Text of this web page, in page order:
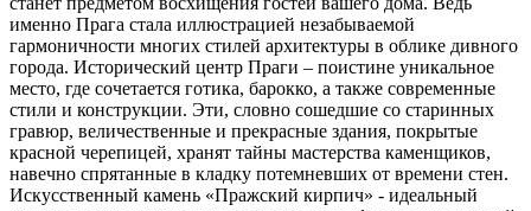
именно Прага стала иллюстрацией незабываемой
гармоничности многих стилей архитектуры в облике дивного
города. Исторический центр Праги – поистине уникальное
место, где сочетается готика, барокко, а также современные
стили и конструкции. Эти, словно сошедшие со старинных
гравюр, величественные и прекрасные здания, покрытые
красной черепицей, хранят тайны мастерства каменщиков,
навечно спрятанные в кладку потемневших от времени стен.
Искусственный камень «Пражский кирпич» - идеальный